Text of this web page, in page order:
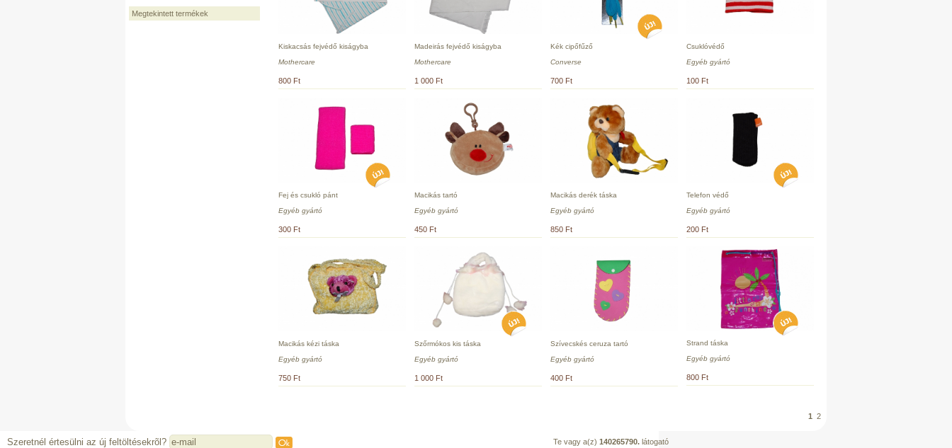
Megtekintett termékek
Kiskacsás fejvédő kiságyba
Mothercare
800 Ft
Madeirás fejvédő kiságyba
Mothercare
1 000 Ft
Kék cipőfűző
Converse
700 Ft
Csuklóvédő
Egyéb gyártó
100 Ft
Fej és csukló pánt
Egyéb gyártó
300 Ft
Macikás tartó
Egyéb gyártó
450 Ft
Macikás derék táska
Egyéb gyártó
850 Ft
Telefon védő
Egyéb gyártó
200 Ft
Macikás kézi táska
Egyéb gyártó
750 Ft
Szőrmókos kis táska
Egyéb gyártó
1 000 Ft
Szívecskés ceruza tartó
Egyéb gyártó
400 Ft
Strand táska
Egyéb gyártó
800 Ft
1 2
Szeretnél értesülni az új feltöltésekrõl? Te vagy a(z) 140265790. látogató